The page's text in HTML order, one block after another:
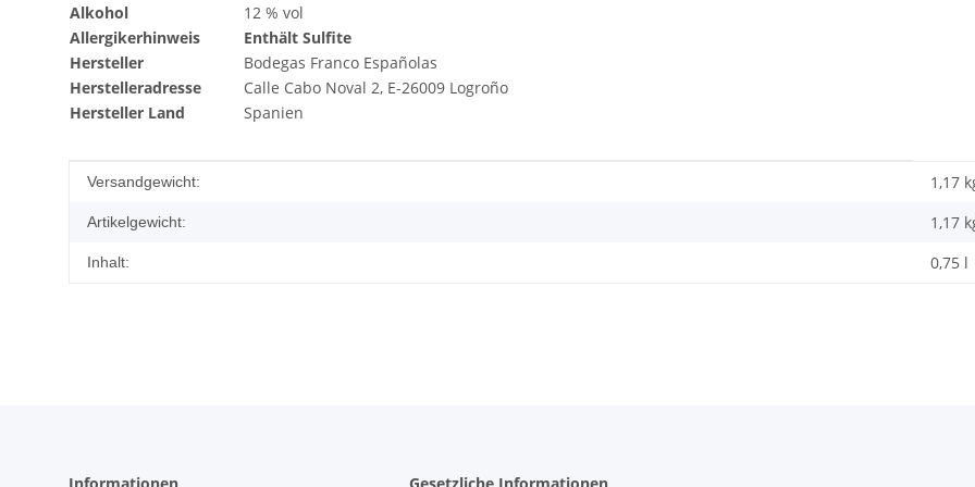
Alkohol
12 % vol
Allergikerhinweis
Enthält Sulfite
Hersteller
Bodegas Franco Españolas
Herstelleradresse
Calle Cabo Noval 2, E-26009 Logroño
Hersteller Land
Spanien
Produkteigenschaft
Wert
Versandgewicht: 1,17
Artikelgewicht: 1,17
Inhalt: 0,75 l